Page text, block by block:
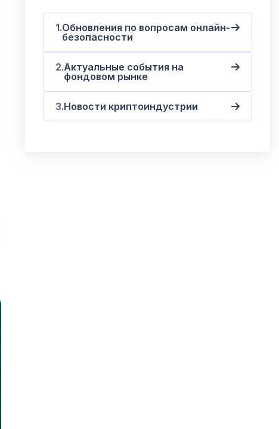
Обновления по вопросам онлайн-
безопасности
Актуальные события на
фондовом рынке
Новости криптоиндустрии